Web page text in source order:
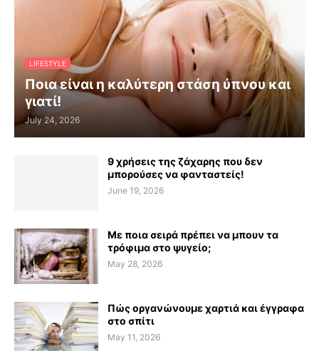
LIFESTYLE
Ποια είναι η καλύτερη στάση ύπνου και
γιατί!
July 24, 2026
9 χρήσεις της ζάχαρης που δεν
μπορούσες να φανταστείς!
June 19, 2026
Με ποια σειρά πρέπει να μπουν τα
τρόφιμα στο ψυγείο;
May 28, 2026
Πώς οργανώνουμε χαρτιά και έγγραφα
στο σπίτι
May 11, 2026